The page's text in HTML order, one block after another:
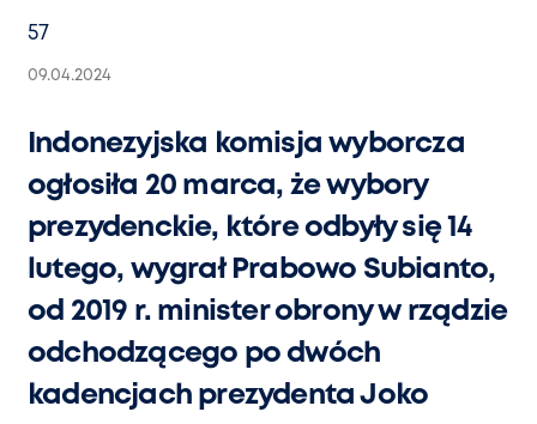
57
09.04.2024
Indonezyjska komisja wyborcza
ogłosiła 20 marca, że wybory
prezydenckie, które odbyły się 14
lutego, wygrał Prabowo Subianto,
od 2019 r. minister obrony w rządzie
odchodzącego po dwóch
kadencjach prezydenta Joko